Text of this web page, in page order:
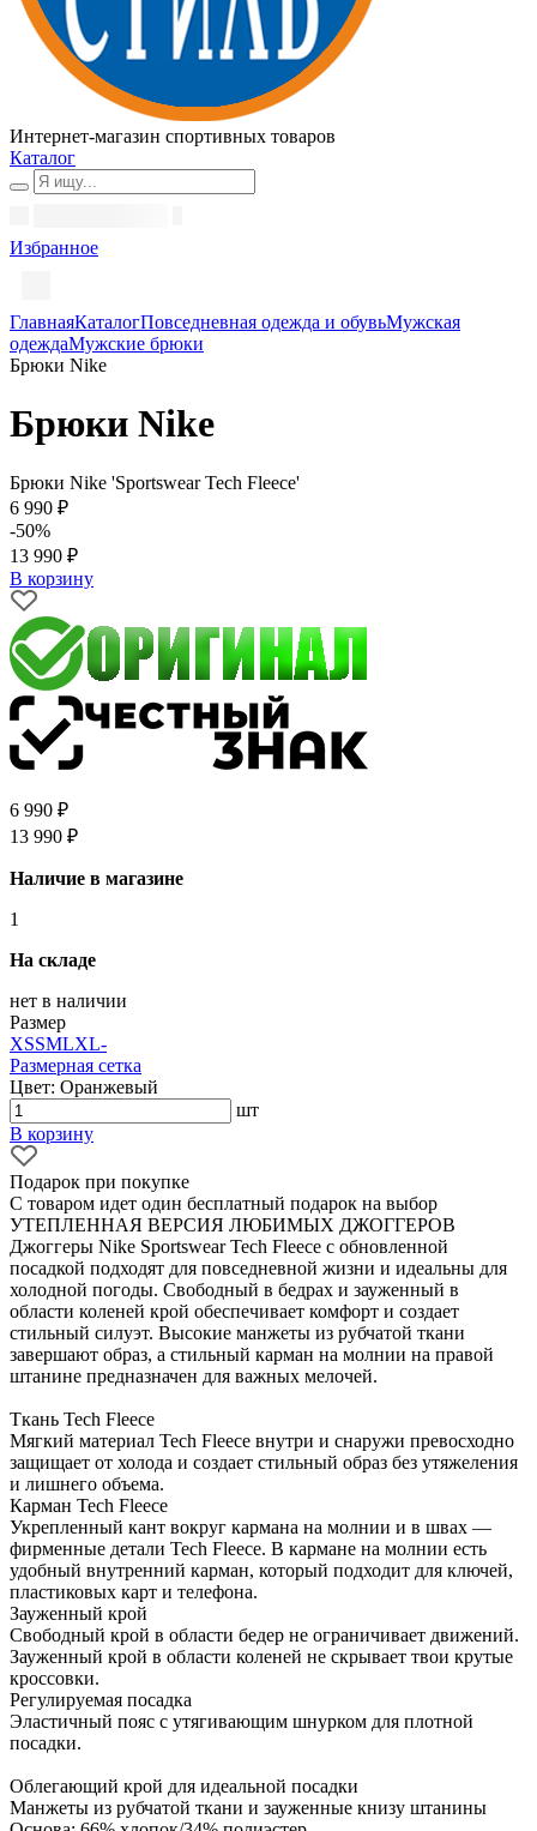
Интернет-магазин спортивных товаров
Каталог
Избранное
ГлавнаяКаталогПовседневная одежда и обувьМужская
одеждаМужские брюки
Брюки Nike
Брюки Nike
Брюки Nike 'Sportswear Tech Fleece'
6 990 ₽
-50%
13 990 ₽
В корзину
6 990 ₽
13 990 ₽
Наличие в магазине
1
На складе
нет в наличии
Размер
XSSMLXL-
Размерная сетка
Цвет: Оранжевый
шт
В корзину
Подарок при покупке
С товаром идет один бесплатный подарок на выбор
УТЕПЛЕННАЯ ВЕРСИЯ ЛЮБИМЫХ ДЖОГГЕРОВ
Джоггеры Nike Sportswear Tech Fleece с обновленной
посадкой подходят для повседневной жизни и идеальны для
холодной погоды. Свободный в бедрах и зауженный в
области коленей крой обеспечивает комфорт и создает
стильный силуэт. Высокие манжеты из рубчатой ткани
завершают образ, а стильный карман на молнии на правой
штанине предназначен для важных мелочей.
Ткань Tech Fleece
Мягкий материал Tech Fleece внутри и снаружи превосходно
защищает от холода и создает стильный образ без утяжеления
и лишнего объема.
Карман Tech Fleece
Укрепленный кант вокруг кармана на молнии и в швах —
фирменные детали Tech Fleece. В кармане на молнии есть
удобный внутренний карман, который подходит для ключей,
пластиковых карт и телефона.
Зауженный крой
Свободный крой в области бедер не ограничивает движений.
Зауженный крой в области коленей не скрывает твои крутые
кроссовки.
Регулируемая посадка
Эластичный пояс с утягивающим шнурком для плотной
посадки.
Облегающий крой для идеальной посадки
Манжеты из рубчатой ткани и зауженные книзу штанины